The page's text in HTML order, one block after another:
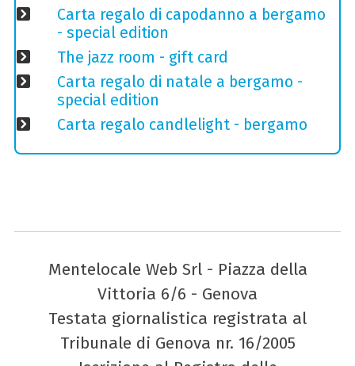
Carta regalo di capodanno a bergamo
- special edition
The jazz room - gift card
Carta regalo di natale a bergamo -
special edition
Carta regalo candlelight - bergamo
Mentelocale Web Srl - Piazza della
Vittoria 6/6 - Genova
Testata giornalistica registrata al
Tribunale di Genova nr. 16/2005